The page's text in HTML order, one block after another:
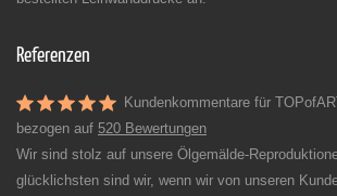
Referenzen
Kundenkommentare für
bezogen auf 520 Bewertungen
Wir sind stolz auf unsere Ölgemälde-
glücklichsten sind wir, wenn wir von unseren